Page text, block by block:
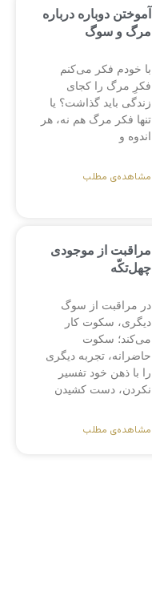
آموختن دوباره درباره
مرگ و سوگ
با خودم فکر می‌کنم
فکرِ مرگ را کجای
زندگی باید گذاشت؟ یا
تنها فکر مرگ هم نه، هر
اندوه و
مشاهده‌ی مطلب
مراقبت از موجودی
چهل‌تکّه
در مراقبت از سوگ
دیگری، سکوت کار
می‌کند؛ سکوت
حاضرانه، تجربه دیگری
را با ذهن خود تفسیر
نکردن، دست کشیدن
مشاهده‌ی مطلب